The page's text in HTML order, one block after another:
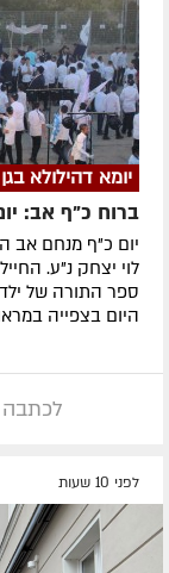
יומא דהילולא
ברוח כ"ף אב:
יום כ"ף מנחם אב
לוי יצחק נ"ע.
ספר התורה של
היום בצפייה
לכתבה
לפני 10 שעות